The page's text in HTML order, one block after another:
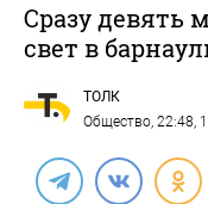
Сразу девять
свет в
ТОЛК
Общество, 22:48,